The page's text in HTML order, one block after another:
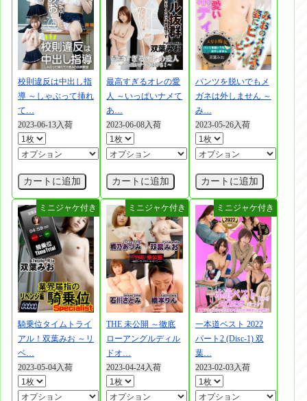
校則違反は中出し指
導 ～しゃぶって挿れ
て…
2023-06-13入荷
カートに追加
最高すぎるオレの愛
人 ～いっぱいナメて
あ…
2023-06-08入荷
カートに追加
パンツを脱いでもメ
ガネは外しません ～
み…
2023-05-26入荷
カートに追加
騎乗位タイムトライ
アル！双葉みお ～リ
ベ…
2023-05-04入荷
THE 未公開 ～徹底
ローアングルディル
ドオ…
2023-04-24入荷
一本道ベスト 2022
パート2 (Disc-1) 双
葉…
2023-02-03入荷